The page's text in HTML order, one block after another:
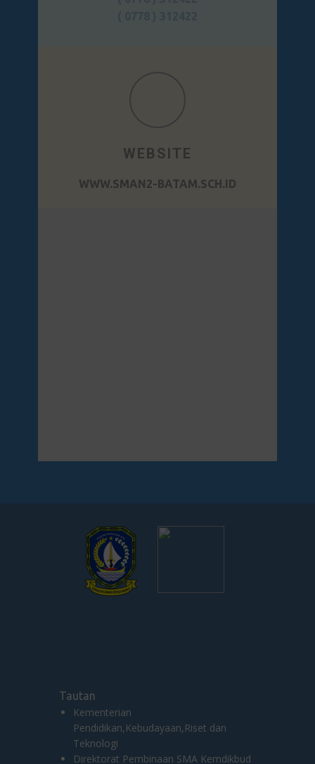
WEBSITE
WWW.SMAN2-BATAM.SCH.ID
Tautan
Kementerian
Pendidikan,Kebudayaan,Riset dan
Teknologi
Direktorat Pembinaan SMA Kemdikbud